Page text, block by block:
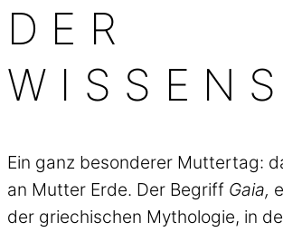
DER
Ein ganz besonderer Muttertag:
an Mutter Erde. Der Begriff Gaia,
der griechischen Mythologie, in